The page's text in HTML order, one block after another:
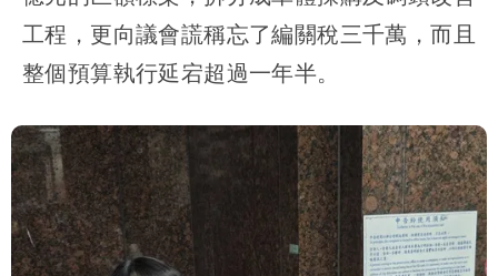
工程，更向議會謊稱忘了編關稅三千萬，而且
整個預算執行延宕超過一年半。